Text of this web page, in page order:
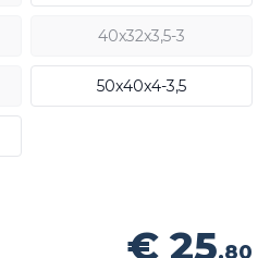
40x32x3,5-3
50x40x4-3,5
€ 25,80